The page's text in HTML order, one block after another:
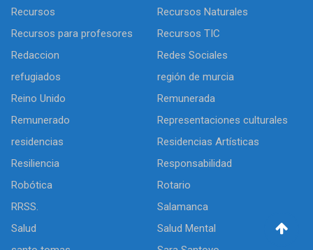
Recursos
Recursos Naturales
Recursos para profesores
Recursos TIC
Redaccion
Redes Sociales
refugiados
región de murcia
Reino Unido
Remunerada
Remunerado
Representaciones culturales
residencias
Residencias Artísticas
Resiliencia
Responsabilidad
Robótica
Rotario
RRSS.
Salamanca
Salud
Salud Mental